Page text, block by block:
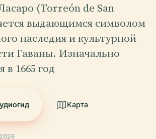
(Torreón de San
выдающимся символом
наследия и культурной
Гаваны. Изначально
в 1665 год
Карта